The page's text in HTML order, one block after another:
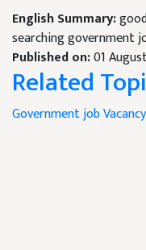
English Summary:
searching government
Published on:01
Related
Government jobVacancy